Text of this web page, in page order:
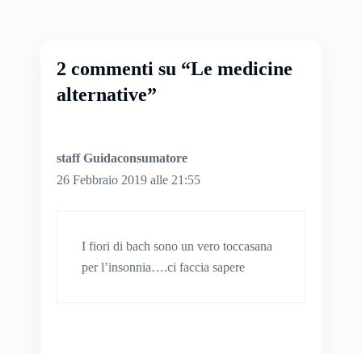
2 commenti su “Le medicine
alternative”
staff Guidaconsumatore
26 Febbraio 2019 alle 21:55
I fiori di bach sono un vero toccasana
per l’insonnia….ci faccia sapere